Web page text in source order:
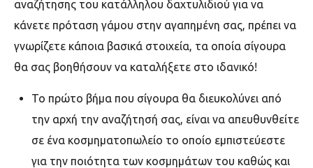
αναζήτησης του κατάλληλου δαχτυλιδιού για να
κάνετε πρόταση γάμου στην αγαπημένη σας, πρέπει να
γνωρίζετε κάποια βασικά στοιχεία, τα οποία σίγουρα
θα σας βοηθήσουν να καταλήξετε στο ιδανικό!
Το πρώτο βήμα που σίγουρα θα διευκολύνει από
την αρχή την αναζήτησή σας, είναι να απευθυνθείτε
σε ένα κοσμηματοπωλείο το οποίο εμπιστεύεστε
για την ποιότητα των κοσμημάτων του καθώς και